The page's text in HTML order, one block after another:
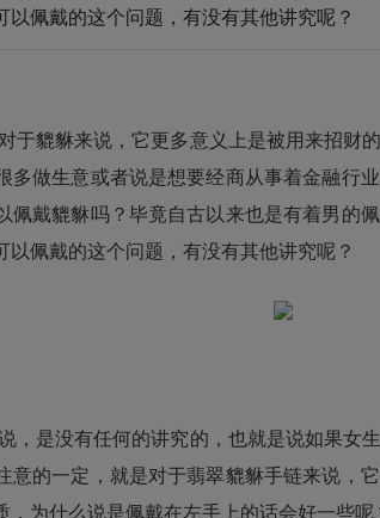
以佩戴的这个问题，有没有其他讲究呢？
于貔貅来说，它更多意义上是被用来招财
多做生意或者说是想要经商从事着金融行
佩戴貔貅吗？毕竟自古以来也是有着男的
以佩戴的这个问题，有没有其他讲究呢？
，是没有任何的讲究的，也就是说如果女
意的一定，就是对于翡翠貔貅手链来说，
，为什么说是佩戴在左手上的话会好一些呢